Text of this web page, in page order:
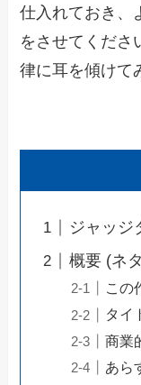
仕入れておき、
をさせてくださ
律に耳を傾けて
ジャッジ
概要 (ネ
この
タイ
商業
あら